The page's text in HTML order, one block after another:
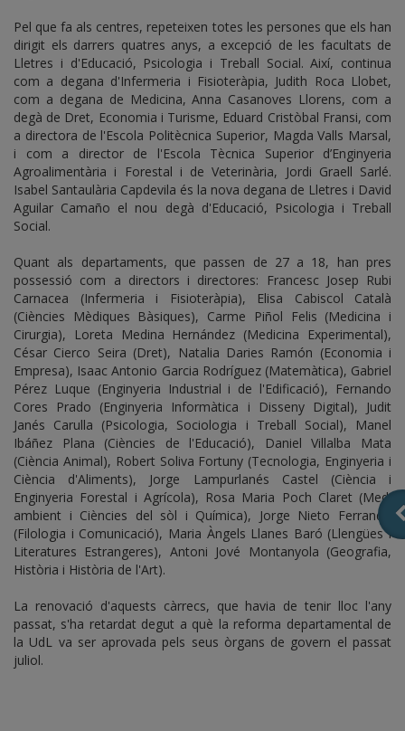
Pel que fa als centres, repeteixen totes les persones que els han
dirigit els darrers quatres anys, a excepció de les facultats de
Lletres i d'Educació, Psicologia i Treball Social. Així, continua
com a degana d'Infermeria i Fisioteràpia, Judith Roca Llobet,
com a degana de Medicina, Anna Casanoves Llorens, com a
degà de Dret, Economia i Turisme, Eduard Cristòbal Fransi, com
a directora de l'Escola Politècnica Superior, Magda Valls Marsal,
i com a director de l'Escola Tècnica Superior d’Enginyeria
Agroalimentària i Forestal i de Veterinària, Jordi Graell Sarlé.
Isabel Santaulària Capdevila és la nova degana de Lletres i David
Aguilar Camaño el nou degà d'Educació, Psicologia i Treball
Social.
Quant als departaments, que passen de 27 a 18, han pres
possessió com a directors i directores: Francesc Josep Rubi
Carnacea (Infermeria i Fisioteràpia), Elisa Cabiscol Català
(Ciències Mèdiques Bàsiques), Carme Piñol Felis (Medicina i
Cirurgia), Loreta Medina Hernández (Medicina Experimental),
César Cierco Seira (Dret), Natalia Daries Ramón (Economia i
Empresa), Isaac Antonio Garcia Rodríguez (Matemàtica), Gabriel
Pérez Luque (Enginyeria Industrial i de l'Edificació), Fernando
Cores Prado (Enginyeria Informàtica i Disseny Digital), Judit
Janés Carulla (Psicologia, Sociologia i Treball Social), Manel
Ibáñez Plana (Ciències de l'Educació), Daniel Villalba Mata
(Ciència Animal), Robert Soliva Fortuny (Tecnologia, Enginyeria i
Ciència d'Aliments), Jorge Lampurlanés Castel (Ciència i
Enginyeria Forestal i Agrícola), Rosa Maria Poch Claret (Medi
ambient i Ciències del sòl i Química), Jorge Nieto Ferrando
(Filologia i Comunicació), Maria Àngels Llanes Baró (Llengües i
Literatures Estrangeres), Antoni Jové Montanyola (Geografia,
Història i Història de l'Art).
La renovació d'aquests càrrecs, que havia de tenir lloc l'any
passat, s'ha retardat degut a què la reforma departamental de
la UdL va ser aprovada pels seus òrgans de govern el passat
juliol.